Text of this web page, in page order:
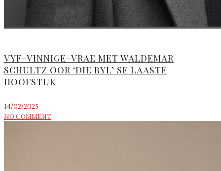
VYF-VINNIGE-VRAE MET WALDEMAR
SCHULTZ OOR ‘DIE BYL’ SE LAASTE
HOOFSTUK
14/02/2025
No Comment